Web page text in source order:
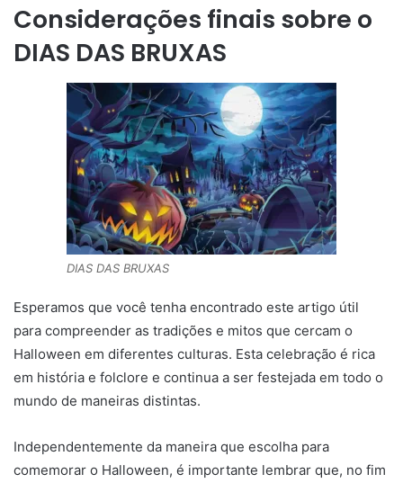
Considerações finais sobre o
DIAS DAS BRUXAS
DIAS DAS BRUXAS
Esperamos que você tenha encontrado este artigo útil
para compreender as tradições e mitos que cercam o
Halloween em diferentes culturas. Esta celebração é rica
em história e folclore e continua a ser festejada em todo o
mundo de maneiras distintas.
Independentemente da maneira que escolha para
comemorar o Halloween, é importante lembrar que, no fim